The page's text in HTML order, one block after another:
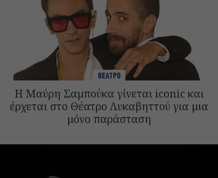
ΘΕΑΤΡΟ
Η Μαύρη Σαμπούκα γίνεται iconic και
έρχεται στο Θέατρο Λυκαβηττού για μια
μόνο παράσταση